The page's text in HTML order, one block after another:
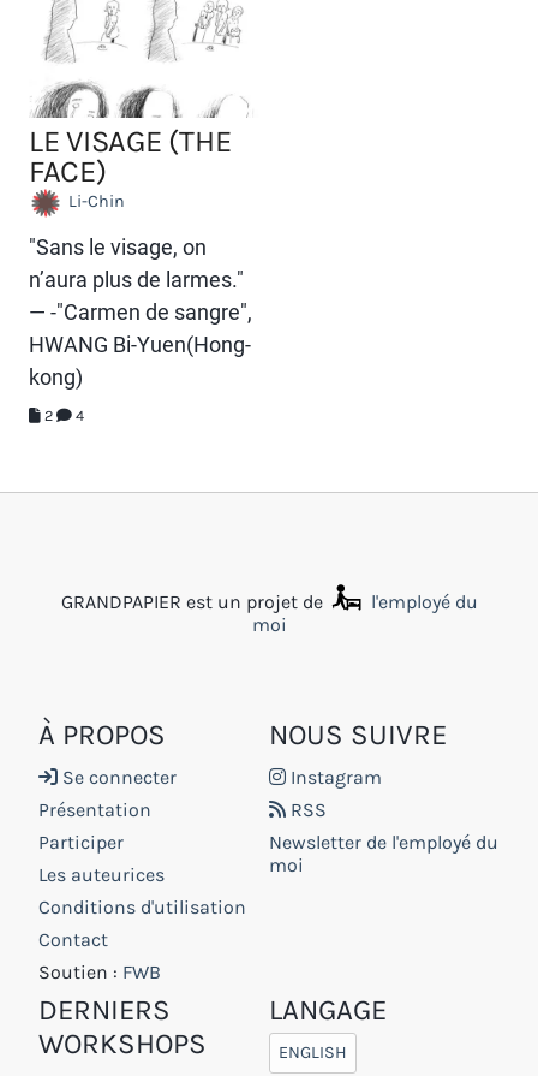
LE VISAGE (THE
FACE)
Li-Chin
"Sans le visage, on
n’aura plus de larmes."
— -"Carmen de sangre",
HWANG Bi-Yuen(Hong-
kong)
2 4
GRANDPAPIER est un projet de
l'employé du
moi
À PROPOS
Se connecter
Présentation
Participer
Les auteurices
Conditions d'utilisation
Contact
Soutien : FWB
NOUS SUIVRE
Instagram
RSS
Newsletter de l'employé du
moi
DERNIERS
WORKSHOPS
LANGAGE
ENGLISH